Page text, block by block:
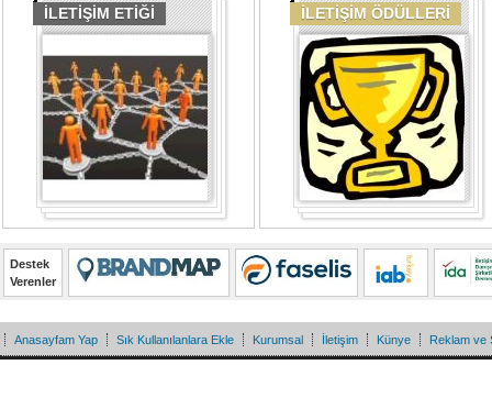
İLETİŞİM ETİĞİ İLETİŞİM ÖDÜLLERİ
Destek
Verenler
Anasayfam Yap Sık Kullanılanlara Ekle Kurumsal İletişim Künye Reklam ve